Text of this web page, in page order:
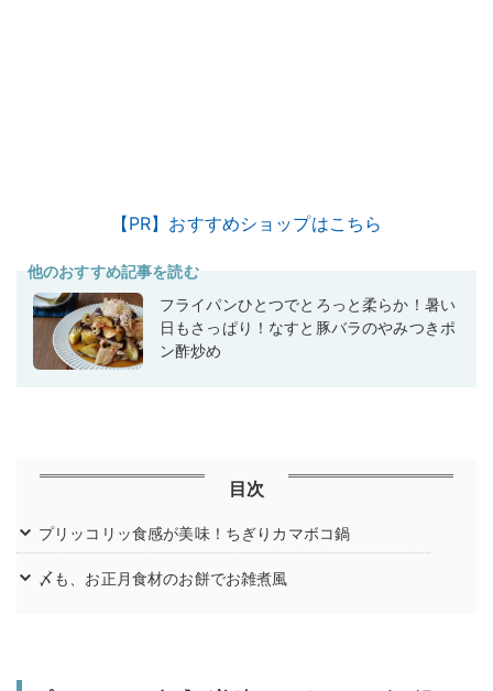
【PR】おすすめショップはこちら
他のおすすめ記事を読む
フライパンひとつでとろっと柔らか！暑い
日もさっぱり！なすと豚バラのやみつきポ
ン酢炒め
目次
プリッコリッ食感が美味！ちぎりカマボコ鍋
〆も、お正月食材のお餅でお雑煮風